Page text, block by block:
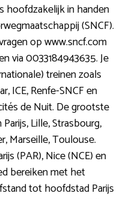
hoofdzakelijk in handen
(SNCF).
op www.sncf.com
via 0033184943635. Je
treinen zoals
ICE, Renfe-SNCF en
de Nuit. De grootste
Lille, Strasbourg,
Marseille, Toulouse.
(PAR), Nice (NCE) en
bereiken met het
tot hoofdstad Parijs